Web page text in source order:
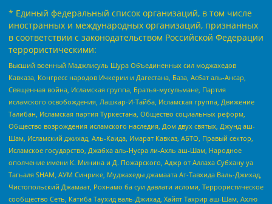
* Единый федеральный список организаций, в том числе
иностранных и международных организаций, признанных
в соответствии с законодательством Российской Федерации
террористическими:
Высший военный Маджлисуль Шура Объединенных сил моджахедов
Кавказа, Конгресс народов Ичкерии и Дагестана, База, Асбат аль-Ансар,
Священная война, Исламская группа, Братья-мусульмане, Партия
исламского освобождения, Лашкар-И-Тайба, Исламская группа, Движение
Талибан, Исламская партия Туркестана, Общество социальных реформ,
Общество возрождения исламского наследия, Дом двух святых, Джунд аш-
Шам, Исламский джихад, Аль-Каида, Имарат Кавказ, АБТО, Правый сектор,
Исламское государство, Джабха аль-Нусра ли-Ахль аш-Шам, Народное
ополчение имени К. Минина и Д. Пожарского, Аджр от Аллаха Субхану уа
Тагьаля SHAM, АУМ Синрике, Муджахеды джамаата Ат-Тавхида Валь-Джихад,
Чистопольский Джамаат, Рохнамо ба суи давлати исломи, Террористическое
сообщество Сеть, Катиба Таухид валь-Джихад, Хайят Тахрир аш-Шам, Ахлю